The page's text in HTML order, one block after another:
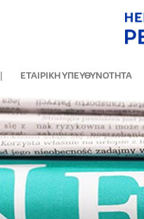
| ΕΤΑΙΡΙΚΗ ΥΠΕΥΘΥΝΟΤΗΤΑ